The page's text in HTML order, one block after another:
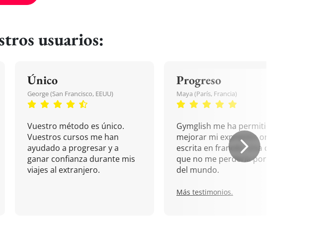
usuarios:
Único
George (San Francisco, EEUU)
Vuestro método es único.
Vuestros cursos me han
ayudado a progresar y a
ganar confianza durante mis
viajes al extranjero.
Progreso
Maya (París, Francia)
Gymglish me ha permitido
mejorar mi expresión oral y
escrita en francés. Una cita
que no me perdería por nada
del mundo.
Más testimonios.